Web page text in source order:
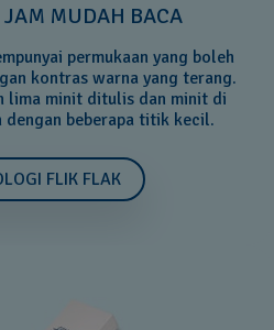
MUDAH BACA
permukaan yang boleh
kontras warna yang terang.
lima minit ditulis dan minit di
dengan beberapa titik kecil.
FLIK FLAK